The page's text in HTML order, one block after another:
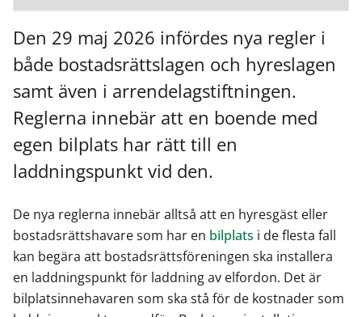
Den 29 maj 2026 infördes nya regler i
både bostadsrättslagen och hyreslagen
samt även i arrendelagstiftningen.
Reglerna innebär att en boende med
egen bilplats har rätt till en
laddningspunkt vid den.
De nya reglerna innebär alltså att en hyresgäst eller
bostadsrättshavare som har en bilplats i de flesta fall
kan begära att bostadsrättsföreningen ska installera
en laddningspunkt för laddning av elfordon. Det är
bilplatsinnehavaren som ska stå för de kostnader som